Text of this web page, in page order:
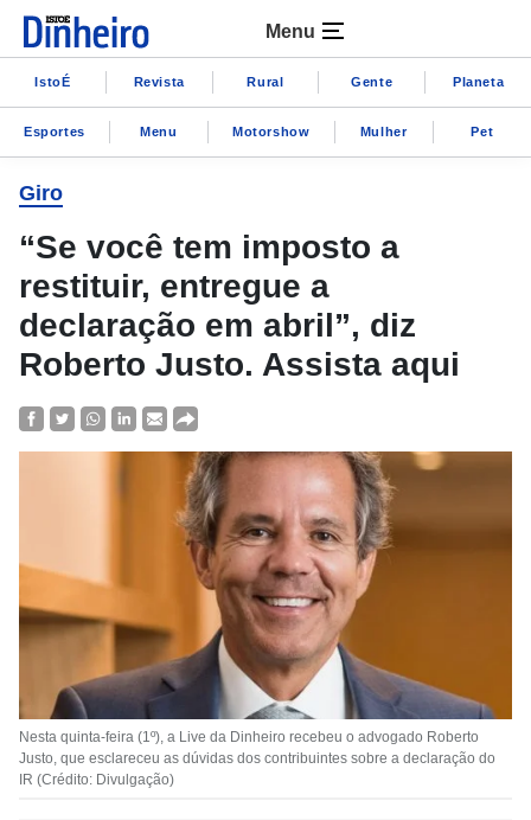
Menu
IstoÉ Revista Rural Gente Planeta
Esportes Menu Motorshow Mulher Pet
Giro
“Se você tem imposto a
restituir, entregue a
declaração em abril”, diz
Roberto Justo. Assista aqui
Nesta quinta-feira (1º), a Live da Dinheiro recebeu o advogado Roberto
Justo, que esclareceu as dúvidas dos contribuintes sobre a declaração do
IR (Crédito: Divulgação)